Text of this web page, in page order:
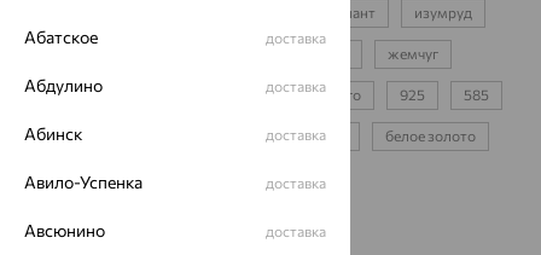
бриллиант изумруд
жемчуг
протяжки детские конго 925 585
750 желтое золото белое золото
золотые серебряные
Абатское доставка
Абдулино доставка
Абинск доставка
Авило-Успенка доставка
Авсюнино доставка